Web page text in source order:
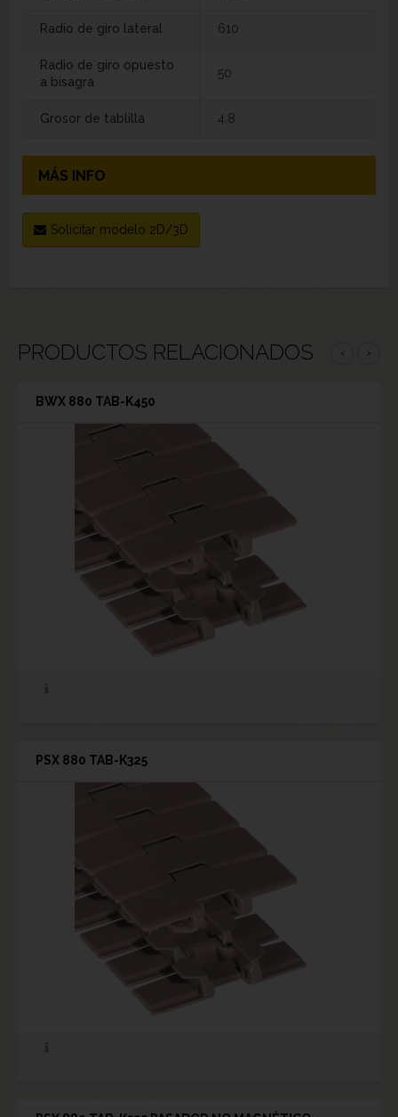
Radio de giro lateral 610
Radio de giro opuesto
a bisagra
50
Grosor de tablilla 4,8
MÁS INFO
Solicitar modelo 2D/3D
PRODUCTOS RELACIONADOS ‹ ›
BWX 880 TAB-K450
PSX 880 TAB-K325